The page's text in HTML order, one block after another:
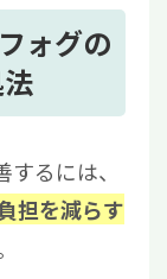
ォグの
るには、
担を減らす